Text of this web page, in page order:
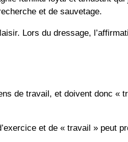
et de sauvetage.
Lors du dressage,
de travail, et doivent donc «
et de « travail » peut